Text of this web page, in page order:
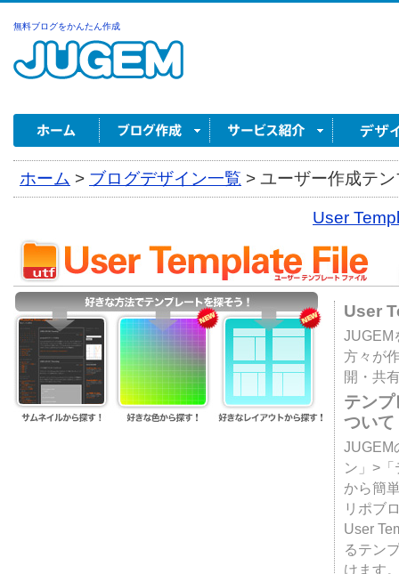
無料ブログをかんたん作成
ホーム > ブログデザイン一覧 > ユーザー作成テ
User
User
JUGEM
方々が
開・共
テン
ついて
JUGEM
ン」>
から簡
リポブ
User
るテン
けます